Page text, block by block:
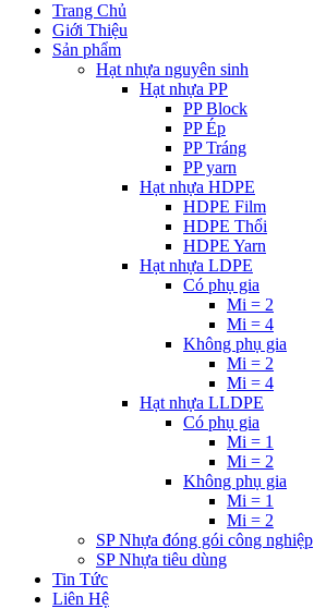
Trang Chủ
Giới Thiệu
Sản phẩm
Hạt nhựa nguyên sinh
Hạt nhựa PP
PP Block
PP Ép
PP Tráng
PP yarn
Hạt nhựa HDPE
HDPE Film
HDPE Thổi
HDPE Yarn
Hạt nhựa LDPE
Có phụ gia
Mi = 2
Mi = 4
Không phụ gia
Mi = 2
Mi = 4
Hạt nhựa LLDPE
Có phụ gia
Mi = 1
Mi = 2
Không phụ gia
Mi = 1
Mi = 2
SP Nhựa đóng gói công nghiệp
SP Nhựa tiêu dùng
Tin Tức
Liên Hệ